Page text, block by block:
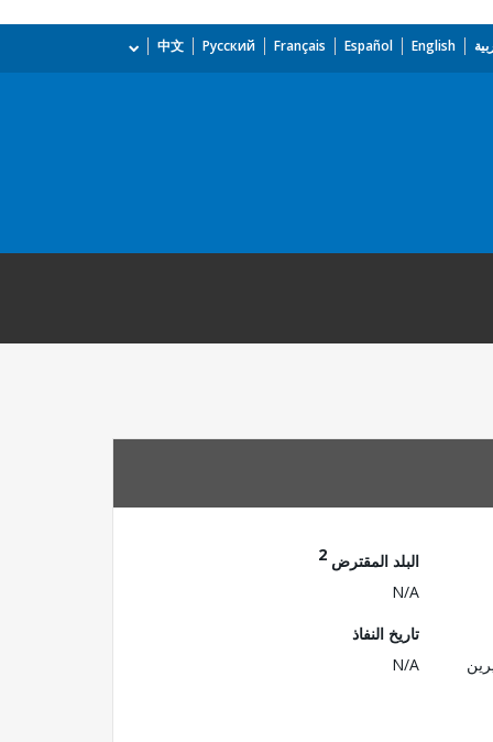
English
Español
Français
Русский
中文
البلد المقترض 2
N/A
تاريخ النفاذ
N/A